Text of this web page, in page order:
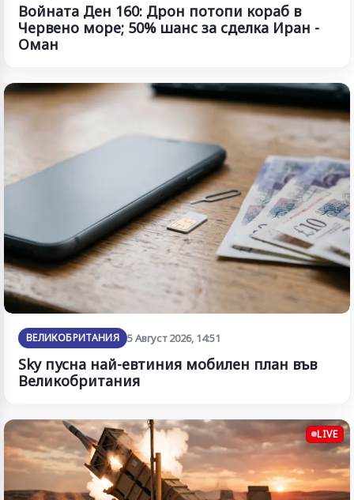
Войната Ден 160: Дрон потопи кораб в
Червено море; 50% шанс за сделка Иран -
Оман
ВЕЛИКОБРИТАНИЯ 5 Август 2026, 14:51
Sky пусна най-евтиния мобилен план във
Великобритания
LIVE